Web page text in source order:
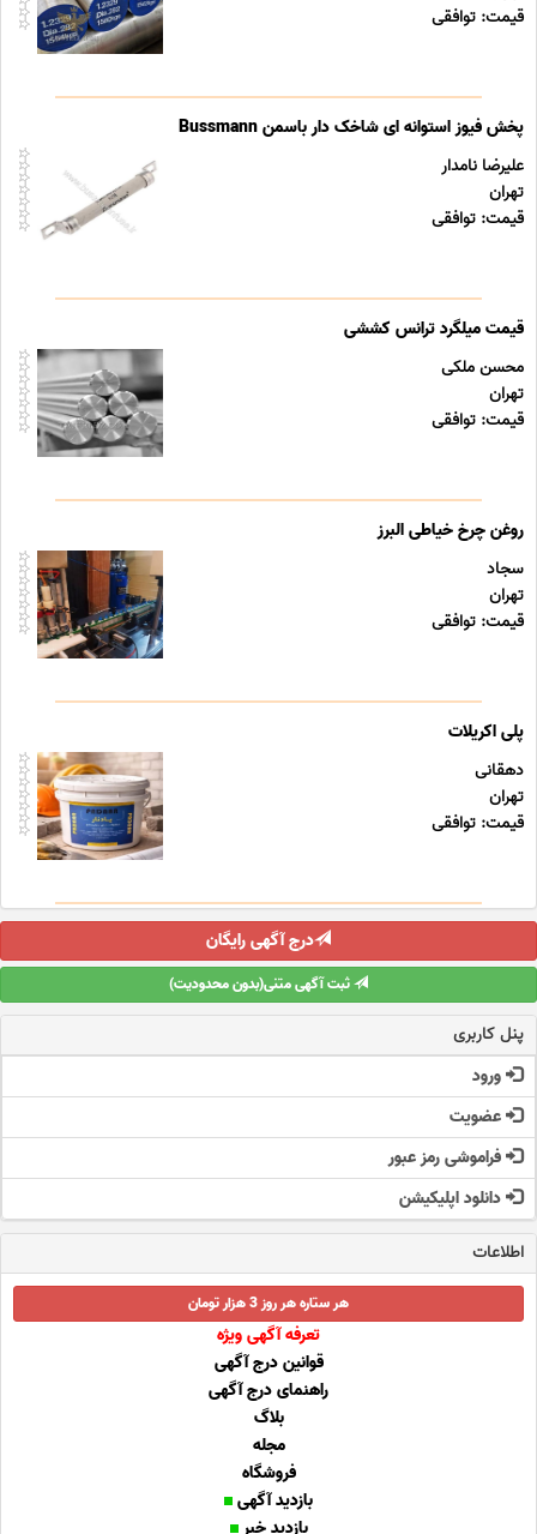
قیمت: توافقی
پخش فیوز استوانه ای شاخک دار باسمن Bussmann
علیرضا نامدار
تهران
قیمت: توافقی
قیمت میلگرد ترانس کششی
محسن ملکی
تهران
قیمت: توافقی
روغن چرخ خیاطی البرز
سجاد
تهران
قیمت: توافقی
پلی اکریلات
دهقانی
تهران
قیمت: توافقی
درج آگهی رایگان
ثبت آگهی متنی(بدون محدودیت)
پنل کاربری
ورود
عضویت
فراموشی رمز عبور
دانلود اپلیکیشن
اطلاعات
هر ستاره هر روز 3 هزار تومان
تعرفه آگهی ویژه
قوانین درج آگهی
راهنمای درج آگهی
بلاگ
مجله
فروشگاه
بازدید آگهی